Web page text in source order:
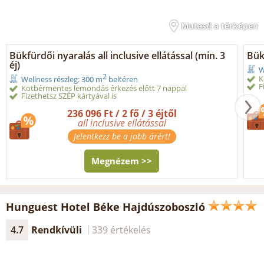
Mutasd a térképen
Bükfürdői nyaralás all inclusive ellátással (min. 3
éj)
Wellness részleg: 300 m2 beltéren
Kötbérmentes lemondás érkezés előtt 7 nappal
Fizethetsz SZÉP kártyával is
236 096 Ft / 2 fő / 3 éjtől
all inclusive ellátással
Jelentkezz be a jobb árért!
Megnézem >>
Hunguest Hotel Béke Hajdúszoboszló
4.7 Rendkívüli 339 értékelés